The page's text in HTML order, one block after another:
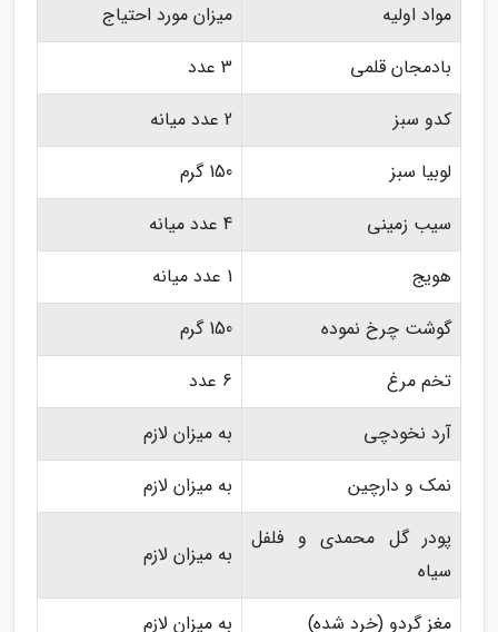
مواد اولیه
میزان مورد احتیاج
بادمجان قلمی
3 عدد
کدو سبز
2 عدد میانه
لوبیا سبز
150 گرم
سیب زمینی
4 عدد میانه
هویج
1 عدد میانه
گوشت چرخ نموده
150 گرم
تخم مرغ
6 عدد
آرد نخودچی
به میزان لازم
نمک و دارچین
به میزان لازم
پودر گل محمدی و فلفل
سیاه
به میزان لازم
مغز گردو (خرد شده)
به میزان لازم